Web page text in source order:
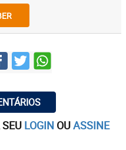
LOGIN OUASSINE